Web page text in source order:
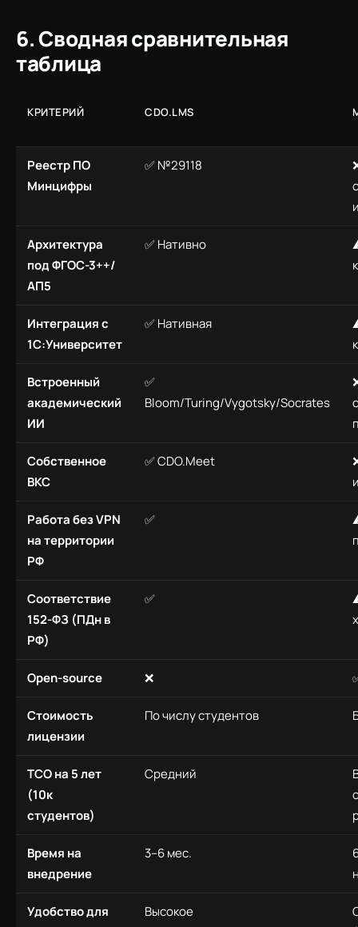
6. Сводная сравнительная
таблица
КРИТЕРИЙ CDO.LMS
Реестр ПО
Минцифры
✅ №29118
Архитектура
под ФГОС-3++/
АП5
✅ Нативно
Интеграция с
1С:Университет
✅ Нативная
Встроенный
академический
ИИ
✅
Bloom/Turing/Vygotsky/Socrates
Собственное
ВКС
✅ CDO.Meet
Работа без VPN
на территории
РФ
✅
Соответствие
152-ФЗ (ПДн в
РФ)
✅
Open-source ❌
Стоимость
лицензии
По числу студентов
TCO на 5 лет
(10к
студентов)
Средний
Время на
внедрение
3–6 мес.
Удобство для
Высокое